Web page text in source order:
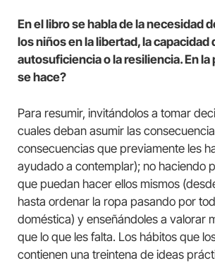
En el libro se habla de la necesidad
los niños en la libertad, la capacidad
autosuficiencia o la resiliencia. En la
se hace?
Para resumir, invitándolos a tomar
cuales deban asumir las
consecuencias que previamente les
ayudado a contemplar); no haciendo
que puedan hacer ellos mismos
hasta ordenar la ropa pasando por
doméstica) y enseñándoles a valorar
que lo que les falta. Los hábitos que
contienen una treintena de ideas